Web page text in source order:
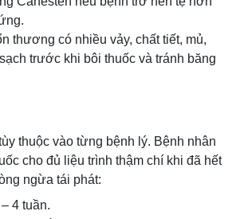
thương có nhiều vảy, chất tiết, mủ,
trước khi bôi thuốc và tránh băng
thuộc vào từng bệnh lý. Bệnh nhân
cho đủ liệu trình thậm chí khi đã hết
ngừa tái phát:
4 tuần.